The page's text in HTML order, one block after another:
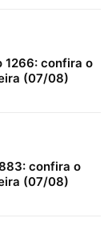
1266: confira o
(07/08)
confira o
(07/08)